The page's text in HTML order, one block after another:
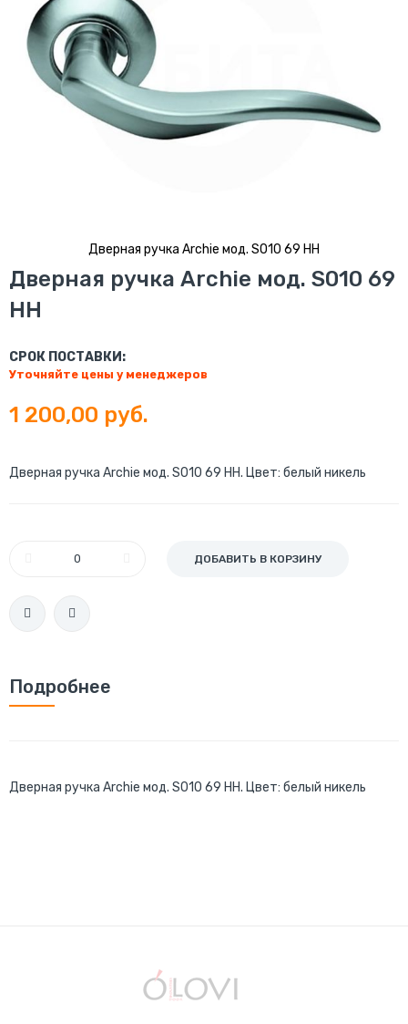
Дверная ручка Archie мод. S010 69 HH
Перейти
к
началу
Дверная ручка Archie мод. S010 69
HH
СРОК ПОСТАВКИ:
Уточняйте цены у менеджеров
1 200,00 руб.
Дверная ручка Archie мод. S010 69 HH. Цвет: белый никель
ДОБАВИТЬ В КОРЗИНУ
Подробнее
Дверная ручка Archie мод. S010 69 HH. Цвет: белый никель